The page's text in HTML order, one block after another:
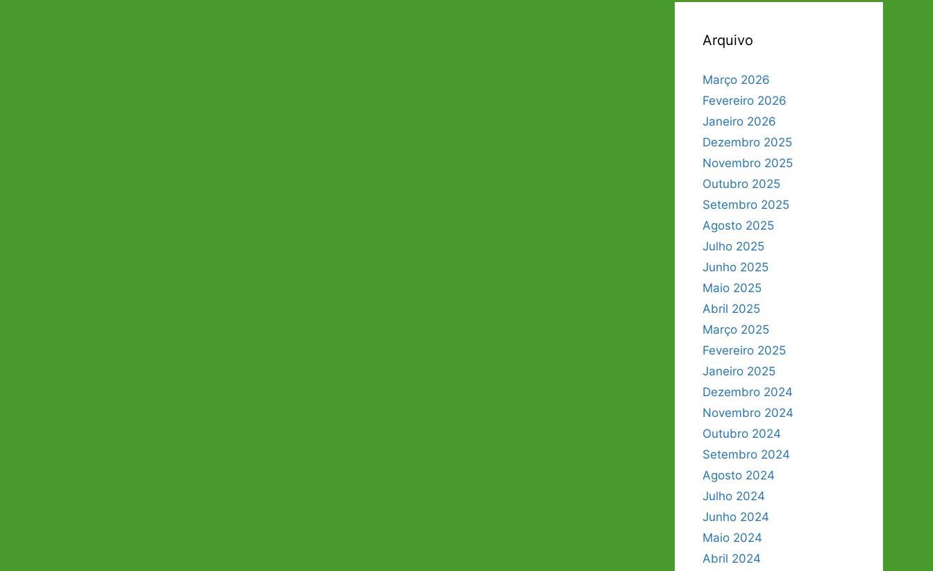
Arquivo
Março 2026
Fevereiro 2026
Janeiro 2026
Dezembro 2025
Novembro 2025
Outubro 2025
Setembro 2025
Agosto 2025
Julho 2025
Junho 2025
Maio 2025
Abril 2025
Março 2025
Fevereiro 2025
Janeiro 2025
Dezembro 2024
Novembro 2024
Outubro 2024
Setembro 2024
Agosto 2024
Julho 2024
Junho 2024
Maio 2024
Abril 2024